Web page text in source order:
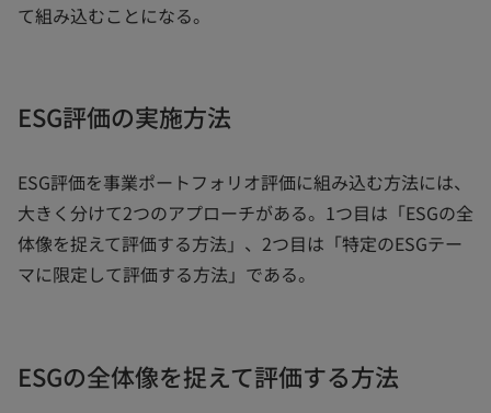
て組み込むことになる。
ESG評価の実施方法
ESG評価を事業ポートフォリオ評価に組み込む方法には、
大きく分けて2つのアプローチがある。1つ目は「ESGの全
体像を捉えて評価する方法」、2つ目は「特定のESGテー
マに限定して評価する方法」である。
ESGの全体像を捉えて評価する方法